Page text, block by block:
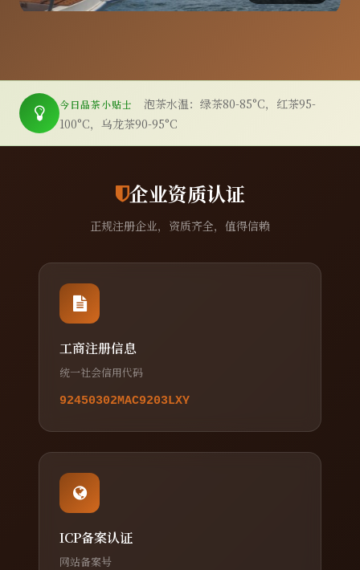
今日品茶小贴士
泡茶水温：绿茶80-85°C，红茶95-
100°C，乌龙茶90-95°C
企业资质认证
正规注册企业，资质齐全，值得信赖
工商注册信息
统一社会信用代码
92450302MAC9203LXY
ICP备案认证
网站备案号